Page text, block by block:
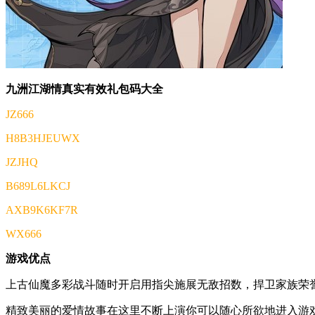
九洲江湖情真实有效礼包码大全
JZ666
H8B3HJEUWX
JZJHQ
B689L6LKCJ
AXB9K6KF7R
WX666
游戏优点
上古仙魔多彩战斗随时开启用指尖施展无敌招数，捍卫家族荣
精致美丽的爱情故事在这里不断上演你可以随心所欲地进入游